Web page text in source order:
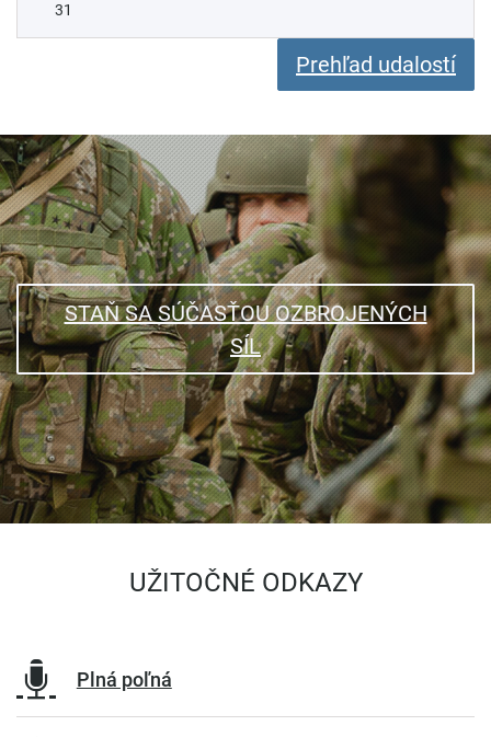
31
Prehľad udalostí
STAŇ SA SÚČASŤOU OZBROJENÝCH
SÍL
UŽITOČNÉ ODKAZY
Plná poľná